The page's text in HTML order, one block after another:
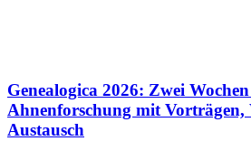
Genealogica 2026: Zwei
Ahnenforschung mit Vorträgen,
Austausch